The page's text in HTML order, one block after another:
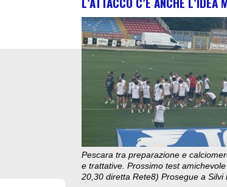
Pescara tra preparazione e
e trattative. Prossimo test
20,30 diretta Rete8) Prosegue a Silvi